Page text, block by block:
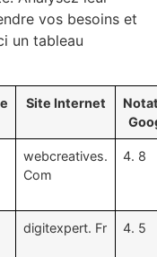
vos besoins et
un tableau
Site Internet
webcreatives.
Com
4. 8
digitexpert. Fr 4. 5